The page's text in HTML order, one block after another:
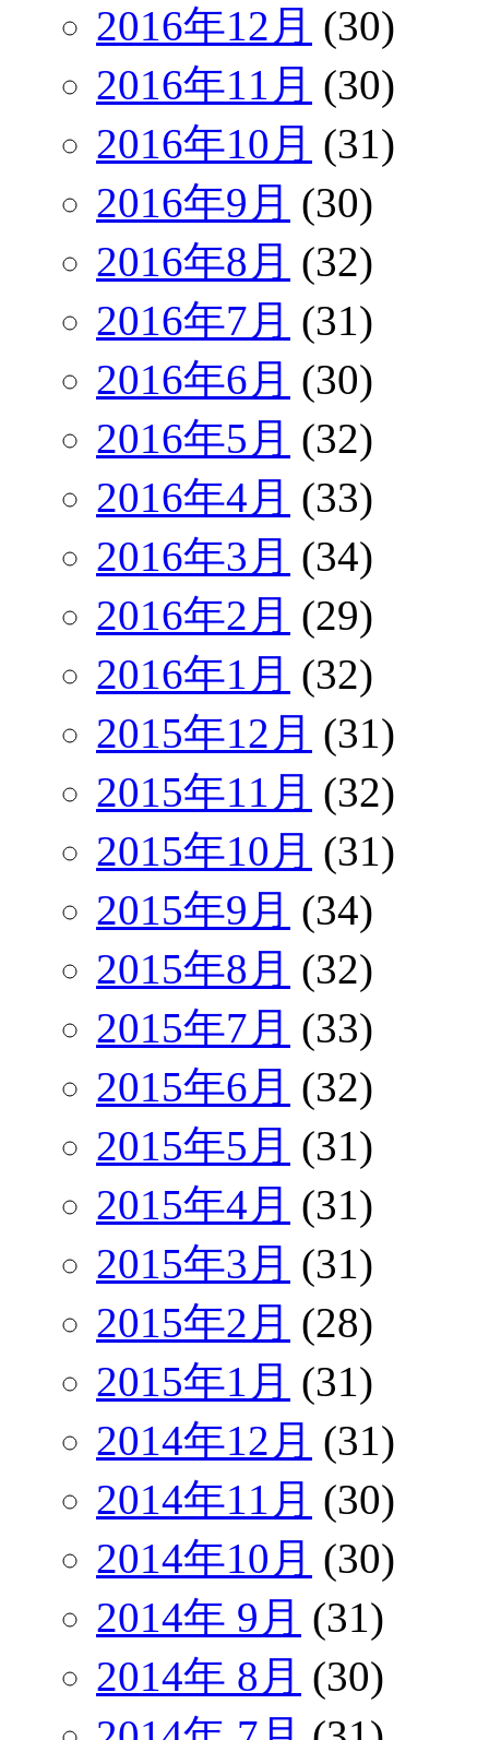
2016年12月 (30)
2016年11月 (30)
2016年10月 (31)
2016年9月 (30)
2016年8月 (32)
2016年7月 (31)
2016年6月 (30)
2016年5月 (32)
2016年4月 (33)
2016年3月 (34)
2016年2月 (29)
2016年1月 (32)
2015年12月 (31)
2015年11月 (32)
2015年10月 (31)
2015年9月 (34)
2015年8月 (32)
2015年7月 (33)
2015年6月 (32)
2015年5月 (31)
2015年4月 (31)
2015年3月 (31)
2015年2月 (28)
2015年1月 (31)
2014年12月 (31)
2014年11月 (30)
2014年10月 (30)
2014年 9月 (31)
2014年 8月 (30)